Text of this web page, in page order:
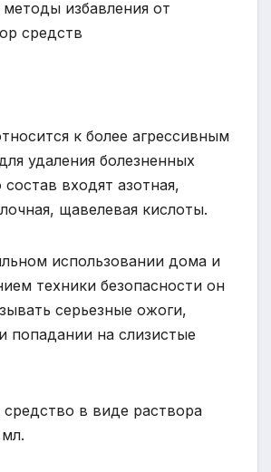
к более агрессивным
удаления болезненных
входят азотная,
щавелевая кислоты.
использовании дома и
техники безопасности он
серьезные ожоги,
попадании на слизистые
средство в виде раствора